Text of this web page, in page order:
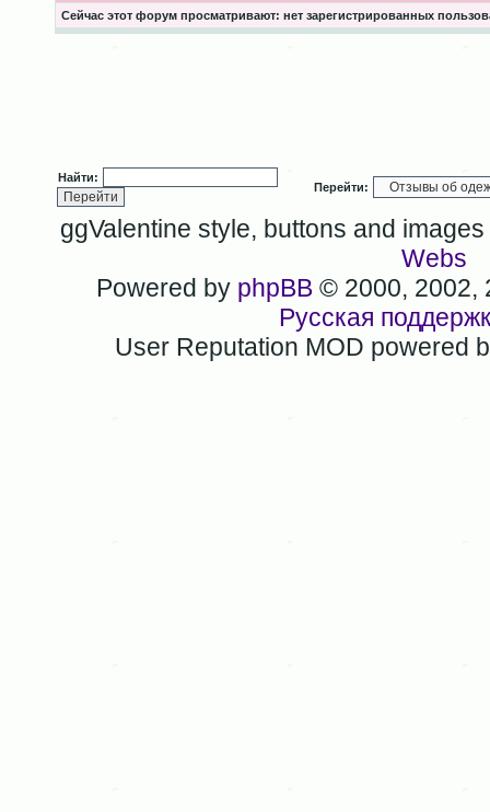
Сейчас этот форум просматривают: нет зарегистрированных
Найти:
Перейти:
ggValentine style, buttons and
Webs
Powered by phpBB © 2000, 2002,
Русская
User Reputation MOD powered